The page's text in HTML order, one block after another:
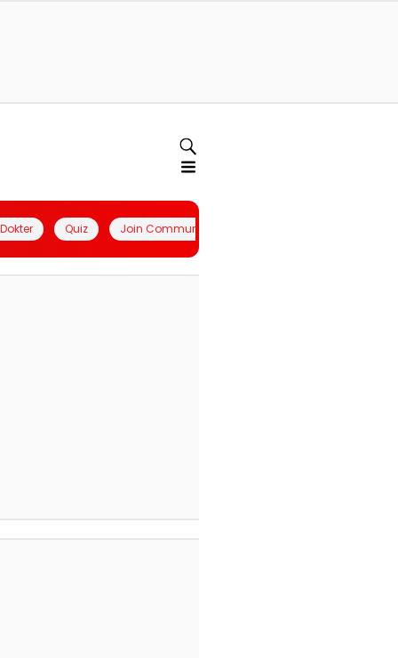
Quiz Join Community